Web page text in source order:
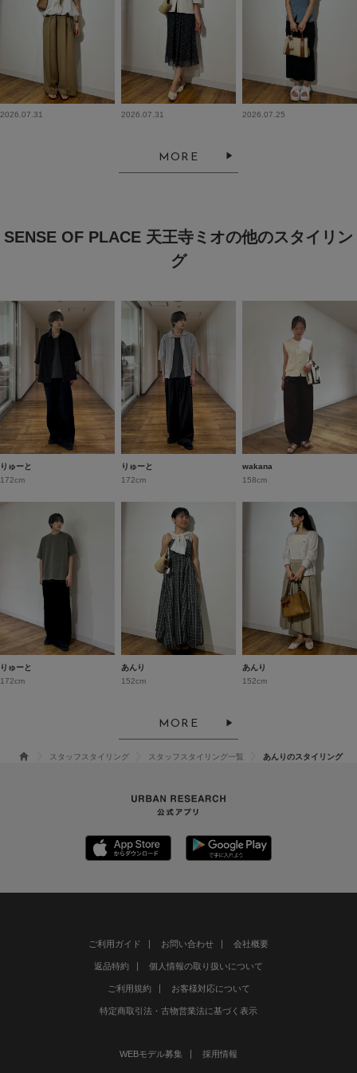
2026.07.31 2026.07.31 2026.07.25
MORE
SENSE OF PLACE 天王寺ミオの他のスタイリン
グ
りゅーと
172cm
りゅーと
172cm
wakana
158cm
りゅーと
172cm
あんり
152cm
あんり
152cm
MORE
スタッフスタイリング スタッフスタイリング一覧 あんりのスタイリング
ご利用ガイド お問い合わせ 会社概要
返品特約 個人情報の取り扱いについて
ご利用規約 お客様対応について
特定商取引法・古物営業法に基づく表示
WEBモデル募集 採用情報